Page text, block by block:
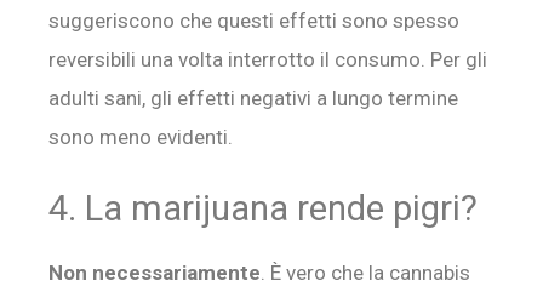
suggeriscono che questi effetti sono spesso
reversibili una volta interrotto il consumo. Per gli
adulti sani, gli effetti negativi a lungo termine
sono meno evidenti.
4. La marijuana rende pigri?
Non necessariamente . È vero che la cannabis